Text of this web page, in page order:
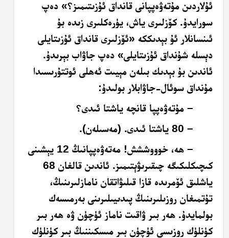
ئۇلاردىن مۇتەۋەپپانى قانداق ئۇزىتىمىز؟» دەپ
سورايدۇ. كۆزلىرى ياش، يۈرەكلىرى زىدە بۇ
ئىنسانلار ئۇ بېدىككە «ئۆزلىرى قانداق ئۇزىتايلى
دېسلە شۇنداق ئۇزىتايلى» دەپ جاۋاب بېرىدۇ.
ئاندىن بۇ بېدىك بىلەن مېيىت ئەھلى ئوتتۇرىسىدا
مۇنداق سوئال-جاۋابلار بولىدۇ:
– مۇتەۋەپپا قانچە ياشتا ئىدى؟
– 80 ياشتا ئىدى. (مەسىلەن).
– ھە، خوووششش! مەتەۋەپپانىڭ 12 يېشىنى
كىچىكلىكىگە چىقىرىۋېتىمىز. ئاندىن قالغان 68
ياشلىق ئۆمرىدە قازا قىلىۋاتقان نامازلىرىنىڭ،
تۇتمىغان روزىلىرىنىڭ پىدىيىلىرىنى بەرمىسەك
بولمايدۇ. ھەر بىر ۋاقىت ناماز ئۈچۈن ۋە ھەر بىر
كۈنلۈك روزىسى ئۈچۈن بىر مىسكىننىڭ بىر كۈنلۈك